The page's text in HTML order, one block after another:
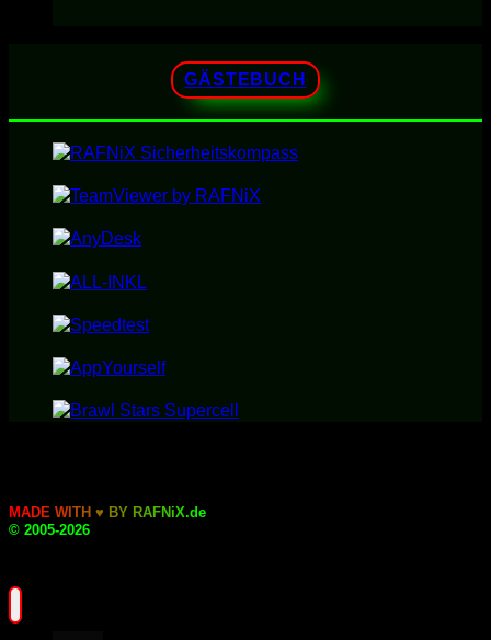
GÄSTEBUCH
MADE W TH ♥ BY RAFN iX.de
© 2005-2026